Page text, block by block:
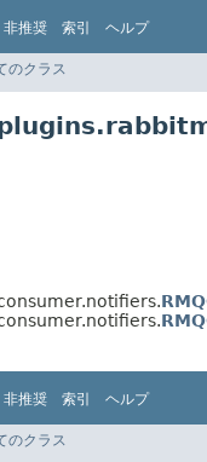
非推奨 索引 ヘルプ
のクラス
非推奨 索引 ヘルプ
のクラス